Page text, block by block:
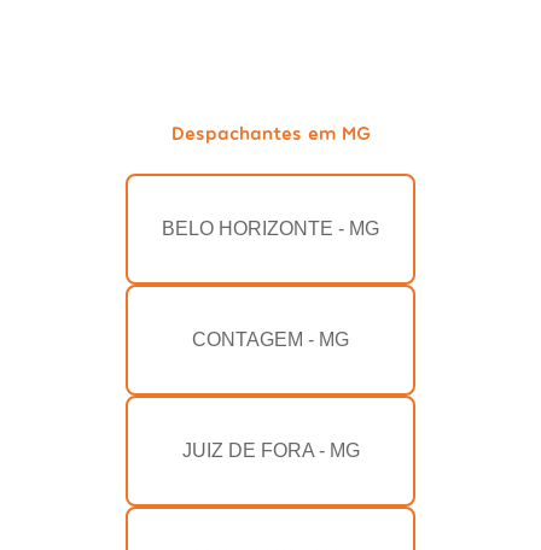
Despachantes em MG
BELO HORIZONTE - MG
CONTAGEM - MG
JUIZ DE FORA - MG